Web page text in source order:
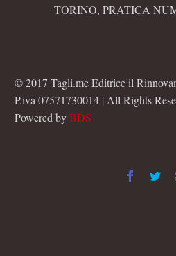
TORINO, PRATICA
© 2017 Tagli.me Editrice il
P.iva 07571730014 | All Rights
Powered byBDS